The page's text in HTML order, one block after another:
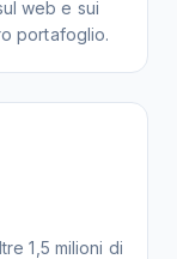
web e sui
portafoglio.
1,5 milioni di